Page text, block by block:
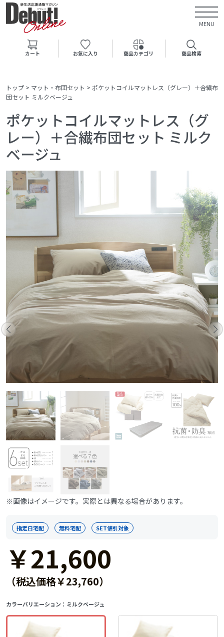
MENU
カート お気に入り 商品カテゴリ 商品検索
トップ > マット・布団セット > ポケットコイルマットレス（グレー）＋合繊布
団セット ミルクベージュ
ポケットコイルマットレス（グ
レー）＋合繊布団セット ミルク
ベージュ
※画像はイメージです。実際とは異なる場合があります。
指定日宅配 無料宅配 SET値引対象
￥21,600
（税込価格￥23,760）
カラーバリエーション： ミルクベージュ